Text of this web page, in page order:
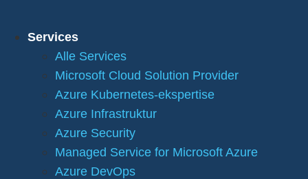
Services
Alle Services
Microsoft Cloud Solution Provider
Azure Kubernetes-ekspertise
Azure Infrastruktur
Azure Security
Managed Service for Microsoft Azure
Azure DevOps